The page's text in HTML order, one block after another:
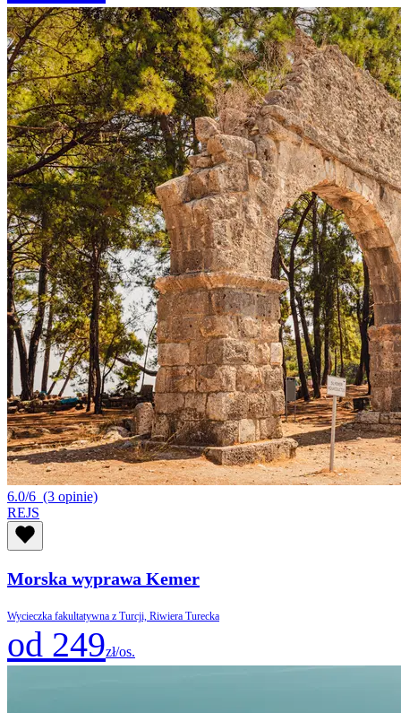
6.0/6 (3 opinie)
REJS
Morska wyprawa Kemer
Wycieczka fakultatywna z Turcji, Riwiera Turecka
od 249zł/os.